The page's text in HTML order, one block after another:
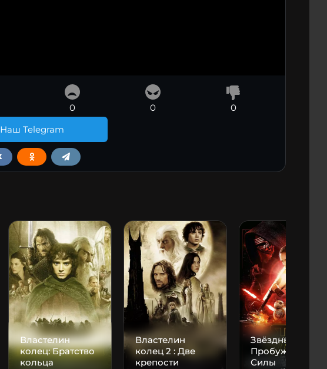
0 0
0
Наш Telegram
Властелин
колец: Братство
кольца
Властелин
колец 2 : Две
крепости
Звёздные
Пробуждение
Силы